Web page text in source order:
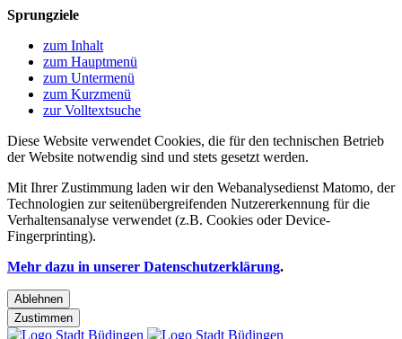
Sprungziele
zum Inhalt
zum Hauptmenü
zum Untermenü
zum Kurzmenü
zur Volltextsuche
Diese Website verwendet Cookies, die für den technischen Betrieb
der Website notwendig sind und stets gesetzt werden.
Mit Ihrer Zustimmung laden wir den Webanalysedienst Matomo, der
Technologien zur seitenübergreifenden Nutzererkennung für die
Verhaltensanalyse verwendet (z.B. Cookies oder Device-
Fingerprinting).
Mehr dazu in unserer Datenschutzerklärung.
Ablehnen
Zustimmen